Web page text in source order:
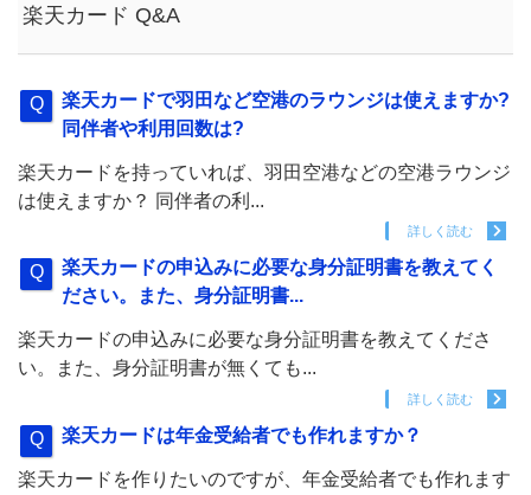
楽天カード Q&A
楽天カードで羽田など空港のラウンジは使えますか?
同伴者や利用回数は?
楽天カードを持っていれば、羽田空港などの空港ラウンジ
は使えますか？ 同伴者の利...
詳しく読む
楽天カードの申込みに必要な身分証明書を教えてく
ださい。また、身分証明書...
楽天カードの申込みに必要な身分証明書を教えてくださ
い。また、身分証明書が無くても...
詳しく読む
楽天カードは年金受給者でも作れますか？
楽天カードを作りたいのですが、年金受給者でも作れます